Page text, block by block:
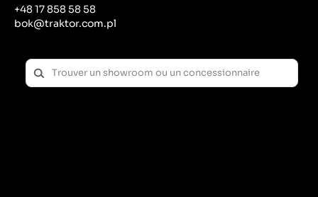
+48 17 858 58 58
bok@traktor.com.pl